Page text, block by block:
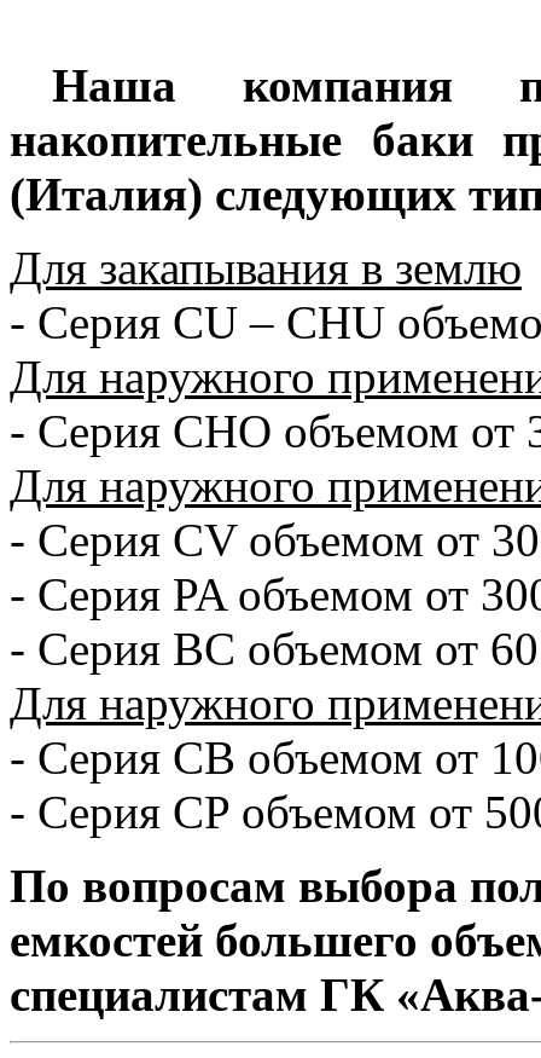
Наша компания
накопительные баки
(Италия) следующих
Для закапывания в землю
- Серия CU – CHU
Для наружного
- Серия CHO объемом от
Для наружного
- Серия CV объемом от
- Серия PA объемом от
- Серия BC объемом от
Для наружного
- Серия CB объемом от
- Серия CP объемом от
По вопросам выбора
емкостей большего
специалистам ГК